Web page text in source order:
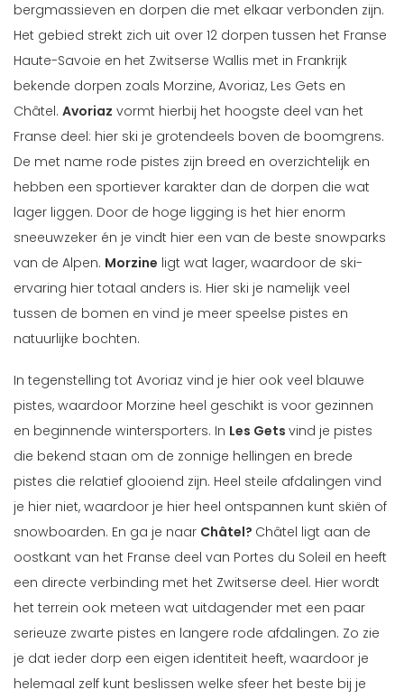
bergmassieven en dorpen die met elkaar verbonden zijn.
Het gebied strekt zich uit over 12 dorpen tussen het Franse
Haute-Savoie en het Zwitserse Wallis met in Frankrijk
bekende dorpen zoals Morzine, Avoriaz, Les Gets en
Châtel. Avoriaz vormt hierbij het hoogste deel van het
Franse deel: hier ski je grotendeels boven de boomgrens.
De met name rode pistes zijn breed en overzichtelijk en
hebben een sportiever karakter dan de dorpen die wat
lager liggen. Door de hoge ligging is het hier enorm
sneeuwzeker én je vindt hier een van de beste snowparks
van de Alpen. Morzine ligt wat lager, waardoor de ski-
ervaring hier totaal anders is. Hier ski je namelijk veel
tussen de bomen en vind je meer speelse pistes en
natuurlijke bochten.
In tegenstelling tot Avoriaz vind je hier ook veel blauwe
pistes, waardoor Morzine heel geschikt is voor gezinnen
en beginnende wintersporters. In Les Gets vind je pistes
die bekend staan om de zonnige hellingen en brede
pistes die relatief glooiend zijn. Heel steile afdalingen vind
je hier niet, waardoor je hier heel ontspannen kunt skiën of
snowboarden. En ga je naar Châtel? Châtel ligt aan de
oostkant van het Franse deel van Portes du Soleil en heeft
een directe verbinding met het Zwitserse deel. Hier wordt
het terrein ook meteen wat uitdagender met een paar
serieuze zwarte pistes en langere rode afdalingen. Zo zie
je dat ieder dorp een eigen identiteit heeft, waardoor je
helemaal zelf kunt beslissen welke sfeer het beste bij je